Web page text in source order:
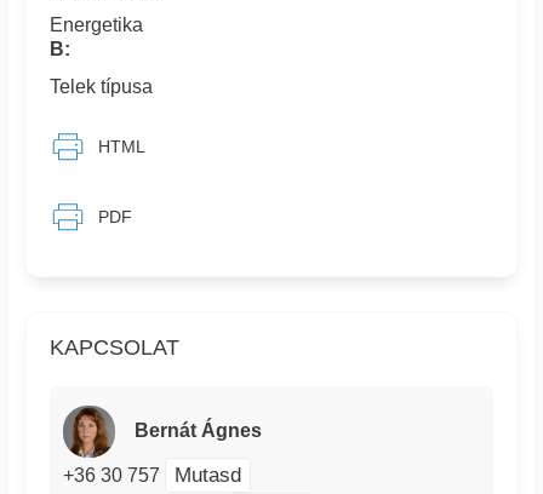
KAPCSOLAT
Bernát Ágnes
+36 30 757 Mutasd
Energetika
B:
Telek típusa
HTML
PDF